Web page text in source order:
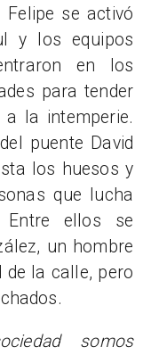
Felipe se activó
y los equipos
en los
para tender
la intemperie.
puente David
los huesos y
que lucha
ellos se
un hombre
de la calle, pero
somos